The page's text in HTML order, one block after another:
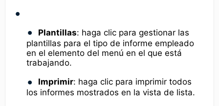
Plantillas: haga clic para gestionar las
plantillas para el tipo de informe empleado
en el elemento del menú en el que está
trabajando.
Imprimir: haga clic para imprimir todos
los informes mostrados en la vista de lista.